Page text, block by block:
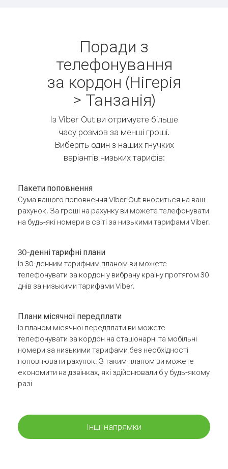
Поради з
телефонування
за кордон (Нігерія
> Танзанія)
Із Viber Out ви отримуєте більше
часу розмов за менші гроші.
Виберіть один з наших гнучких
варіантів низьких тарифів:
Пакети поповнення
Сума вашого поповнення Viber Out вноситься на ваш
рахунок. За гроші на рахунку ви можете телефонувати
на будь-які номери в світі за низькими тарифами Viber.
30-денні тарифні плани
Із 30-денним тарифним планом ви можете
телефонувати за кордон у вибрану країну протягом 30
днів за низькими тарифами Viber.
Плани місячної передплати
Із планом місячної передплати ви можете
телефонувати за кордон на стаціонарні та мобільні
номери за низькими тарифами без необхідності
поповнювати рахунок. З таким планом ви можете
економити на дзвінках, які здійснювали б у будь-якому
разі
Інші напрямки